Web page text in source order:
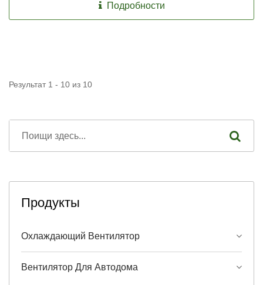
Подробности
Результат 1 - 10 из 10
Продукты
Охлаждающий Вентилятор
Вентилятор Для Автодома